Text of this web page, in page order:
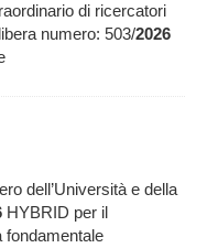
di ricercatori
numero: 503/2026
dell’Università e della
HYBRID per il
fondamentale